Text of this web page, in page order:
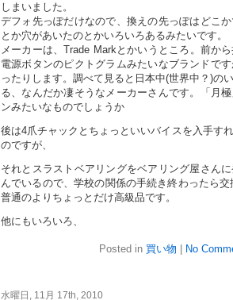
しまいました。
デフォ先っぽだけなので、換えの先っぽはどこ
とか穴があいたのとかいろいろあるみたいです。
メーカーは、Trade Markとかいうところ。前か
電源ボタンのピクトグラムみたいなブランドで
ったりします。調べて見ると日本中(世界中？)の
る、なんだか凄そうなメーカーさんです。「月
ンみたいなものでしょうか
後は4爪チャックとちょっといいバイスを入手す
のですが、
それとスラストベアリングをベアリング屋さん
んでいるので、学校の関係の手続き終わったら
普通のよりちょっとだけ高級品です。
他にもいろいろ、
Posted in 買い物 No
水曜日, 11月 17th, 2010